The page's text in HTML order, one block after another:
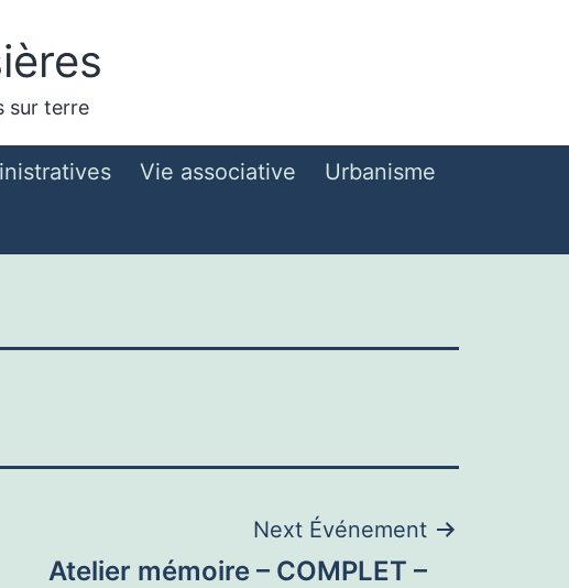
sur terre
Vie associative Urbanisme
Next Événement
Atelier mémoire – COMPLET –